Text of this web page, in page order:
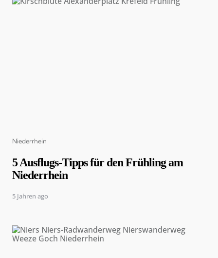
Categories
Niederrhein
5 Ausflugs-Tipps für den Frühling am
Niederrhein
5 Jahren ago